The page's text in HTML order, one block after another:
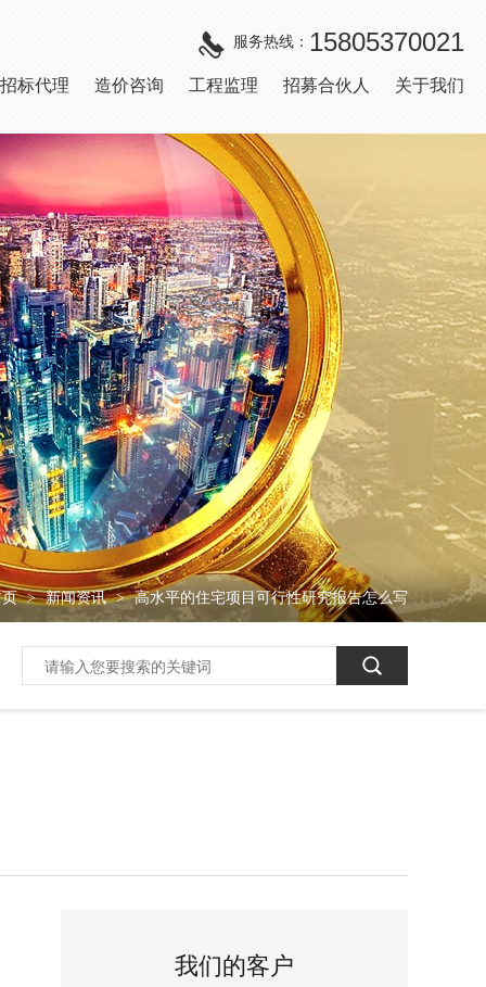
服务热线： 15805370021
招标代理 造价咨询 工程监理 招募合伙人 关于我们
页 > 新闻资讯 > 高水平的住宅项目可行性研究报告怎么写
我们的客户